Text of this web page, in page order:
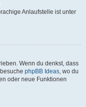
Anlaufstelle ist unter
Wenn du denkst, dass
phpBB Ideas, wo du
oder neue Funktionen